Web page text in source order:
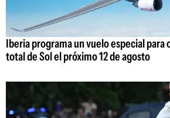
Iberia programa un vuelo especial para
total de Sol el próximo 12 de agosto